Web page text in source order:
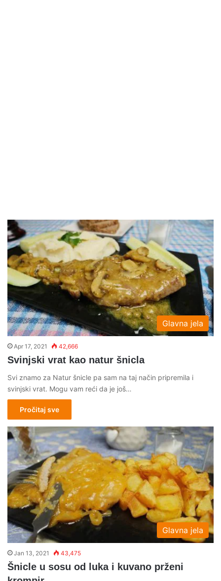
Glavna jela
Apr 17, 2021 42,666
Svinjski vrat kao natur šnicla
Svi znamo za Natur šnicle pa sam na taj način pripremila i
svinjski vrat. Mogu vam reći da je još…
Pročitaj sve
Glavna jela
Jan 13, 2021 43,475
Šnicle u sosu od luka i kuvano prženi